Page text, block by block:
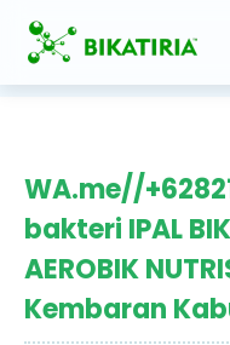
WA.me//
bakteri IPAL
AEROBIK
Kembaran